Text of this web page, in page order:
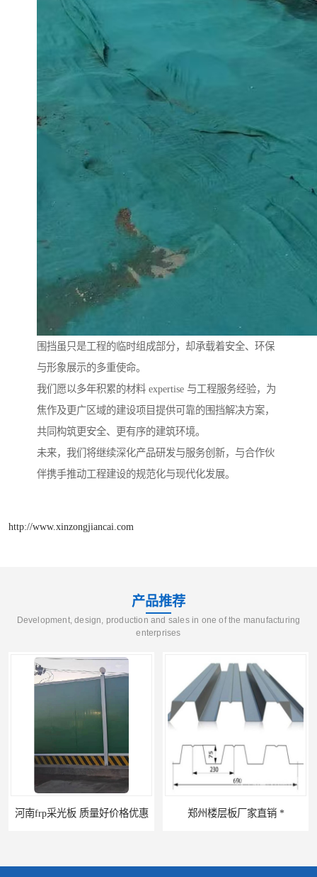
围挡虽只是工程的临时组成部分，却承载着安全、环保
与形象展示的多重使命。
我们愿以多年积累的材料 expertise 与工程服务经验，为
焦作及更广区域的建设项目提供可靠的围挡解决方案，
共同构筑更安全、更有序的建筑环境。
未来，我们将继续深化产品研发与服务创新，与合作伙
伴携手推动工程建设的规范化与现代化发展。
http://www.xinzongjiancai.com
产品推荐
Development, design, production and sales in one of the manufacturing
enterprises
郑州楼层板厂家直销 *